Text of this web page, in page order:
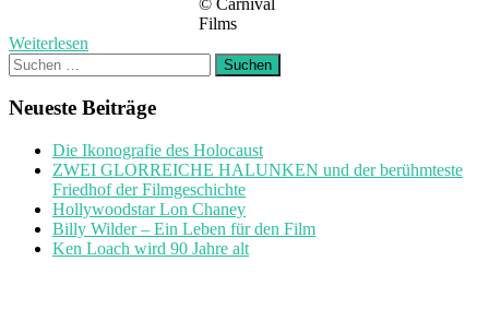
Films
Weiterlesen
Suchen
nach:
Neueste Beiträge
Die Ikonografie des Holocaust
ZWEI GLORREICHE HALUNKEN und der berühmteste
Friedhof der Filmgeschichte
Hollywoodstar Lon Chaney
Billy Wilder – Ein Leben für den Film
Ken Loach wird 90 Jahre alt